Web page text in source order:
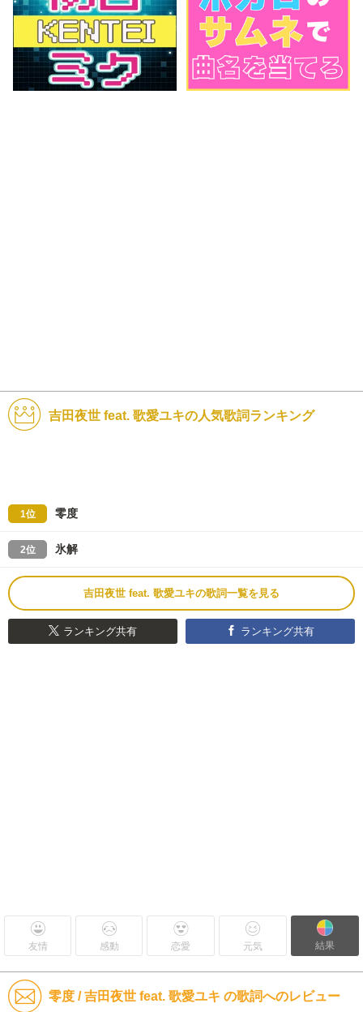
吉田夜世 feat. 歌愛ユキの人気歌詞ランキング
1位 零度
2位 氷解
吉田夜世 feat. 歌愛ユキの歌詞一覧を見る
ランキング共有 ランキング共有
友情 感動 恋愛 元気 結果
零度 / 吉田夜世 feat. 歌愛ユキ の歌詞へのレビュー